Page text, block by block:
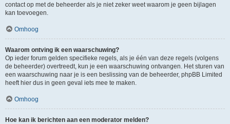
contact op met de beheerder als je niet zeker weet waarom je geen bijlagen
kan toevoegen.
Omhoog
Waarom ontving ik een waarschuwing?
Op ieder forum gelden specifieke regels, als je één van deze regels (volgens
de beheerder) overtreedt, kun je een waarschuwing ontvangen. Het sturen van
een waarschuwing naar je is een beslissing van de beheerder, phpBB Limited
heeft hier dus in geen geval iets mee te maken.
Omhoog
Hoe kan ik berichten aan een moderator melden?